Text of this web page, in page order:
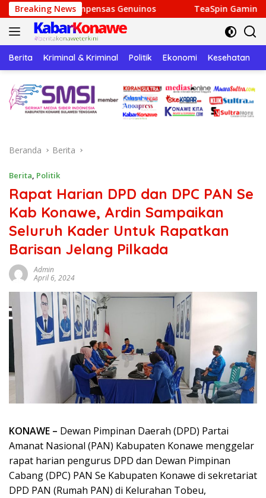
Langsung
ke
konten
Breaking News
Genuinos TeaSpin Gaming: Your Personal
Berita Kriminal & Kriminal Politik Ekonomi Kesehatan
Beranda Berita
Berita, Politik
Rapat Harian DPD dan DPC PAN Se
Kab Konawe, Ardin Sampaikan
Seluruh Kader Untuk Rapatkan
Barisan Jelang Pilkada
Admin
April 6, 2024
KONAWE – Dewan Pimpinan Daerah (DPD) Partai
Amanat Nasional (PAN) Kabupaten Konawe menggelar
rapat harian pengurus DPD dan Dewan Pimpinan
Cabang (DPC) PAN Se Kabupaten Konawe di sekretariat
DPD PAN (Rumah PAN) di Kelurahan Tobeu,